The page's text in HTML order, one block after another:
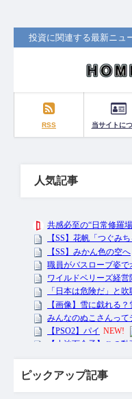
投資に関連する最新ニュ
RSS 当サイトに
人気記事
ピックアップ記事